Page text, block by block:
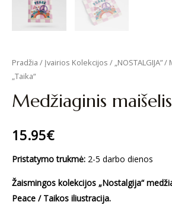
Pradžia / Įvairios Kolekcijos / „NOSTALGIJA”/
„Taika“
Medžiaginis maišelis
15.95€
Pristatymo trukmė: 2-5 darbo dienos
Žaismingos kolekcijos „Nostalgija“
Peace / Taikos iliustracija.